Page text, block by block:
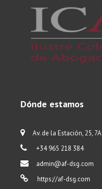
Dónde estamos
Av. de la Estación, 25,
+34 965 218 384
admin@af-dsg.com
https://af-dsg.com